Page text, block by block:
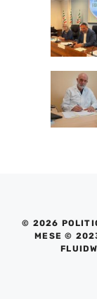
© 2026
MESE ©